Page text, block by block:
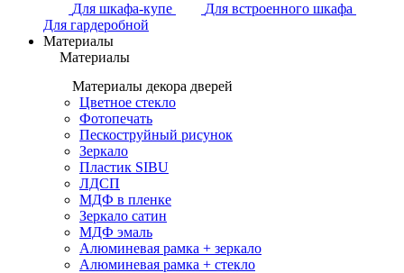
Для шкафа-купе
Для встроенного шкафа
Для гардеробной
Материалы
Материалы
Материалы декора дверей
Цветное стекло
Фотопечать
Пескоструйный рисунок
Зеркало
Пластик SIBU
ЛДСП
МДФ в пленке
Зеркало сатин
МДФ эмаль
Алюминевая рамка + зеркало
Алюминевая рамка + стекло